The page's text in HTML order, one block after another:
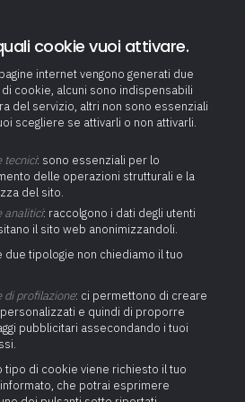
Determinazione fondo risorse
decentrate
Pratiche previdenziali
ai comuni per l’attivazione di
(Partenariato Pubblico
Privato)
Società e organismi
adempimenti degli enti locali
Adeguamento del sistema di
gestione documentale alle
nuove linee guida sul
documento informatico
Protezione dei Dati (RPD,
altrimenti denominato Data
Protection Officer, DPO)
Supporto transizione al
digitale
Gestione IVA
Gestione IRAP
Consolidato
Relazione di fine e inizio
mandato
Supporto alla predisposizione
del Piano Economico-
Attività di supporto Gare
Energetiche (ex Legge 10/91)
Controllo Pratiche Sismiche
person AREA RISERVATA
di
agosto 2026
cookie vuoi attivare.
internet vengono generati due
cookie, alcuni sono indispensabili
del servizio, altri non sono essenziali
scegliere se attivarli o non attivarli.
tecnici: sono essenziali per lo
delle operazioni strutturali e la
del sito.
analitici: raccolgono i dati degli utenti
il sito web anonimizzandoli.
due tipologie non chiediamo il tuo
di profilazione: ci permettono di creare
e quindi di proporre
pubblicitari assecondando i tuoi
tipo di cookie viene richiesto il tuo
che potrai esprimere